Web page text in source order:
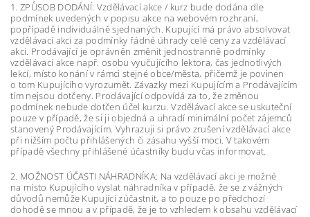
1. ZPŮSOB DODÁNÍ: Vzdělávací akce / kurz bude dodána dle
podmínek uvedených v popisu akce na webovém rozhraní,
popřípadě individuálně sjednaných. Kupující má právo absolvovat
vzdělávací akci za podmínky řádné úhrady celé ceny za vzdělávací
akci. Prodávající je oprávněn změnit jednostranně podmínky
vzdělávací akce např. osobu vyučujícího lektora, čas jednotlivých
lekcí, místo konání v rámci stejné obce/města, přičemž je povinen
o tom Kupujícího vyrozumět. Závazky mezi Kupujícím a Prodávajícím
tím nejsou dotčeny. Prodávající odpovídá za to, že změnou
podmínek nebude dotčen účel kurzu. Vzdělávací akce se uskuteční
pouze v případě, že si ji objedná a uhradí minimální počet zájemců
stanovený Prodávajícím. Vyhrazuji si právo zrušení vzdělávací akce
při nižším počtu přihlášených či zásahu vyšší moci. V takovém
případě všechny přihlášené účastníky budu včas informovat.
2. MOŽNOST ÚČASTI NÁHRADNÍKA: Na vzdělávací akci je možné
na místo Kupujícího vyslat náhradníka v případě, že se z vážných
důvodů nemůže Kupující zúčastnit, a to pouze po předchozí
dohodě se mnou a v případě, že je to vzhledem k obsahu vzdělávací